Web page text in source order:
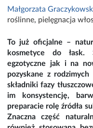
Małgorzata
roślinne, pielęgnacja
To już oficjalne –
kosmetyce do łask.
egzotyczne jak i na
pozyskane z
składniki fazy
im konsystencję,
preparacie rolę źródła
Znaczna część